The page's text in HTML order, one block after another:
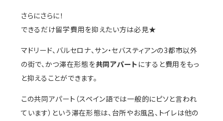
さらにさらに！
できるだけ留学費用を抑えたい方は必見★
マドリード、バルセロナ、サン・セバスティアンの3都市以外
の街で、かつ滞在形態を共同アパート にすると費用をもっ
と抑えることができます。
この共同アパート（スペイン語では一般的にピソと言われ
ています）という滞在形態は、台所やお風呂、トイレは他の